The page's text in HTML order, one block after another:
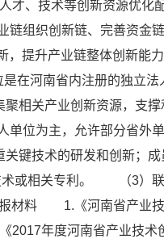
才、技术等创新资源优化
链组织创新链、完善资金
提升产业链整体创新能力
是在河南省内注册的独立
相关产业创新资源，支
单位为主，允许部分省外
键技术的研发和创新；
或相关专利。
（3）
材料
1.《河南省产业
2017年度河南省产业技术